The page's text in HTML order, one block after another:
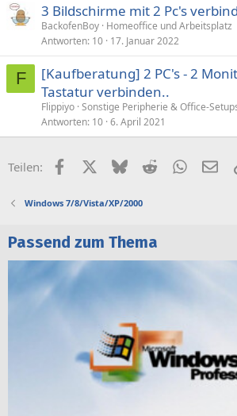
3 Bildschirme mit 2 Pc's
BackofenBoy Homeoffice und Arbeitsplatz
Antworten 10 17. Januar 2022
F
[Kaufberatung] 2 PC's - 2
Tastatur verbinden..
Flippiyo Sonstige Peripherie & Office-
Antworten 10 6. April 2021
Teilen: FacebookX (Twitter)
BlueskyReddit E-
Windows 7/8/Vista/XP/2000
Passend zum Thema